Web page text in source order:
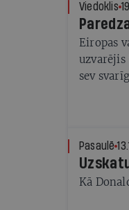
Viedoklis
Eiropas
uzvarējis
sev
Pasaulē
Kā